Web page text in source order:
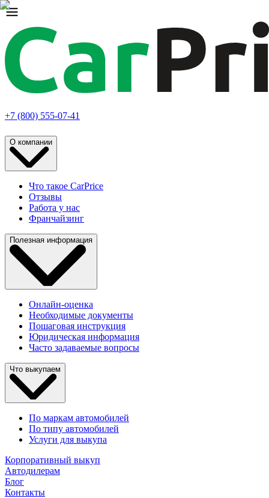
+7 (800) 555-07-41
О компании
Что такое CarPrice
Отзывы
Работа у нас
Франчайзинг
Полезная информация
Онлайн-оценка
Необходимые документы
Пошаговая инструкция
Юридическая информация
Часто задаваемые вопросы
Что выкупаем
По маркам автомобилей
По типу автомобилей
Услуги для выкупа
Корпоративный выкуп
Автодилерам
Блог
Контакты